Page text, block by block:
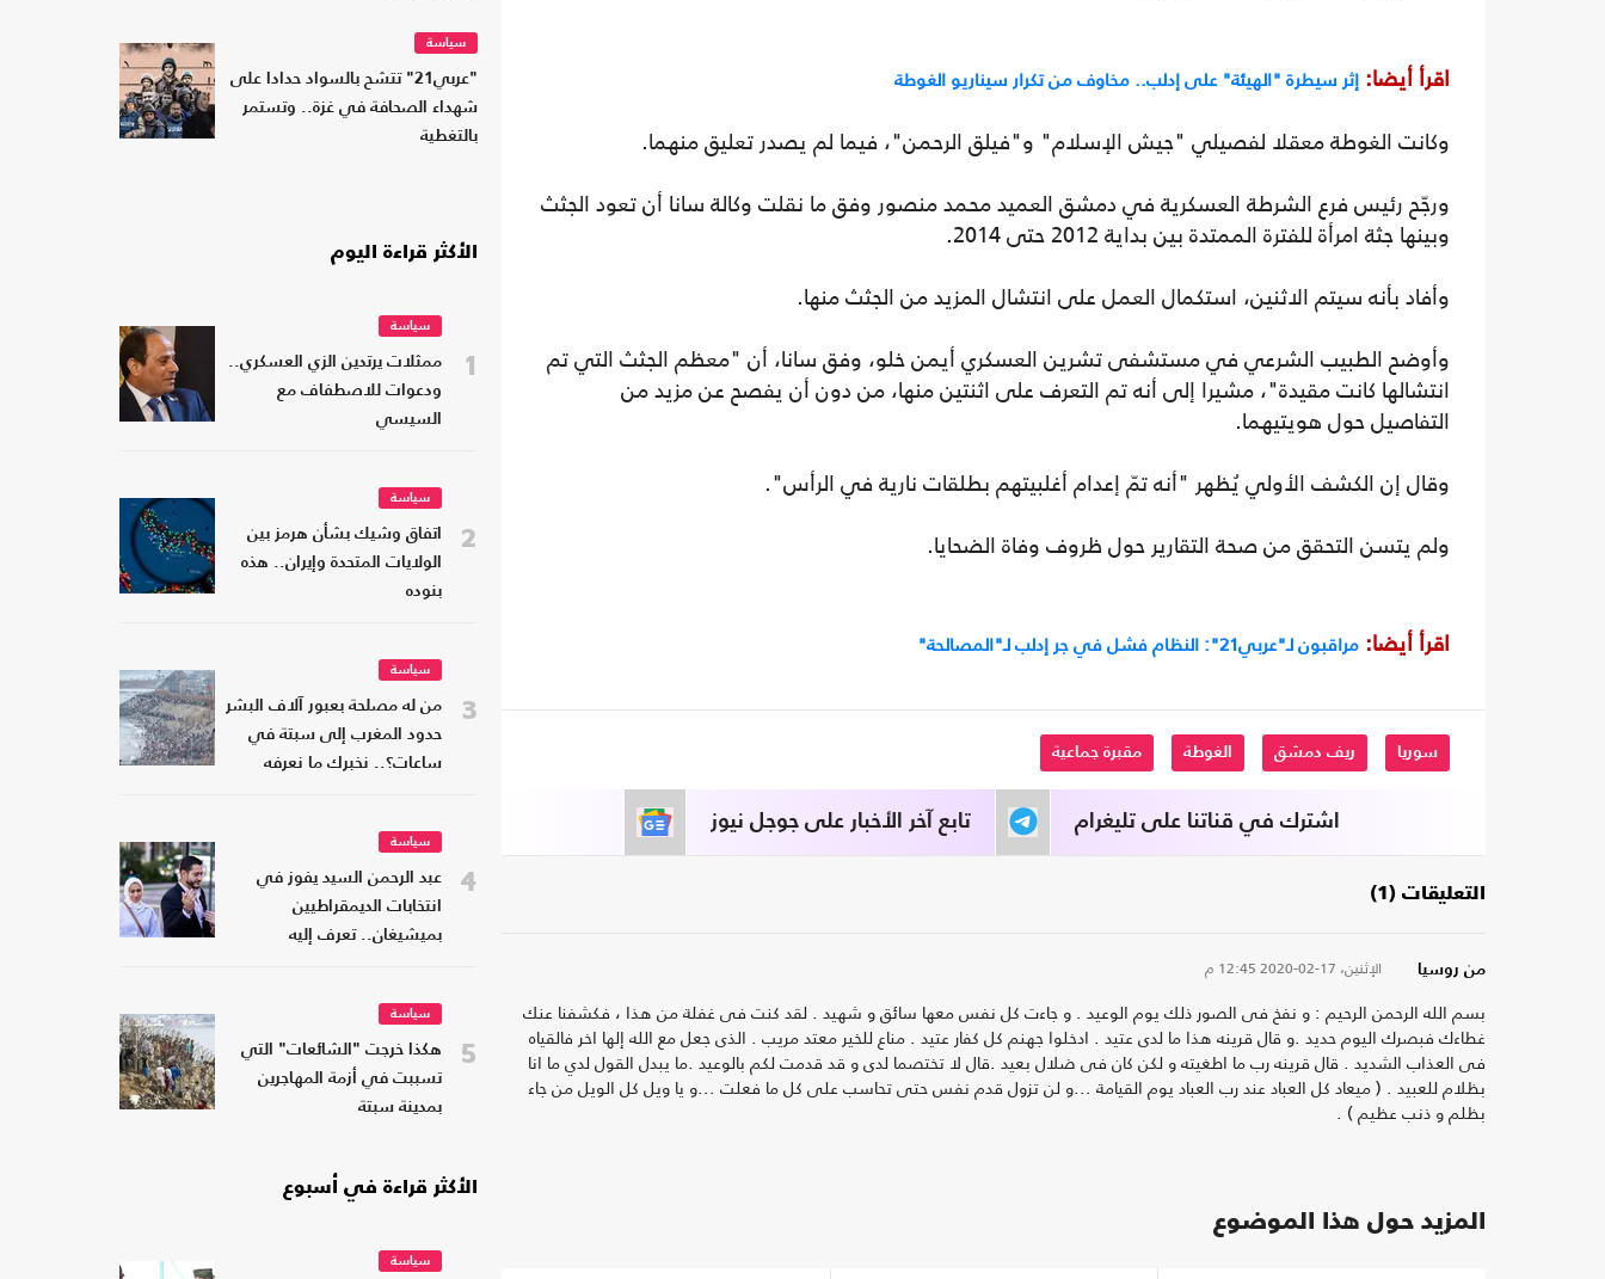
اقرأ أيضا: إثر سيطرة "الهيئة" على إدلب.. مخاوف من تكرار سيناريو الغوطة
وكانت الغوطة معقلا لفصيلي "جيش الإسلام" و"فيلق الرحمن"، فيما لم يصدر تعليق منهما.
ورجّح رئيس فرع الشرطة العسكرية في دمشق العميد محمد منصور وفق ما نقلت وكالة سانا أن تعود الجثث
وبينها جثة امرأة للفترة الممتدة بين بداية 2012 حتى 2014.
وأفاد بأنه سيتم الاثنين، استكمال العمل على انتشال المزيد من الجثث منها.
وأوضح الطبيب الشرعي في مستشفى تشرين العسكري أيمن خلو، وفق سانا، أن "معظم الجثث التي تم
انتشالها كانت مقيدة"، مشيرا إلى أنه تم التعرف على اثنتين منها، من دون أن يفصح عن مزيد من
التفاصيل حول هويتيهما.
وقال إن الكشف الأولي يُظهر "أنه تمّ إعدام أغلبيتهم بطلقات نارية في الرأس".
ولم يتسن التحقق من صحة التقارير حول ظروف وفاة الضحايا.
اقرأ أيضا: مراقبون لـ"عربي21": النظام فشل في جر إدلب لـ"المصالحة"
سوريا ريف دمشق الغوطة مقبرة جماعية
تابع آخر الأخبار على جوجل نيوز اشترك في قناتنا على تليغرام
التعليقات (1)
من روسيا الإثنين، 17-02-2020 12:45 م
بسم الله الرحمن الرحيم : و نفخ فى الصور ذلك يوم الوعيد . و جاءت كل نفس معها سائق و شهيد . لقد كنت فى غفلة من هذا ، فكشفنا عنك
غطاءك فبصرك اليوم حديد .و قال قرينه هذا ما لدى عتيد . ادخلوا جهنم كل كفار عتيد . مناع للخير معتد مريب . الذى جعل مع الله إلها اخر فالقياه
فى العذاب الشديد . قال قرينه رب ما اطغيته و لكن كان فى ضلال بعيد .قال لا تختصما لدى و قد قدمت لكم بالوعيد .ما يبدل القول لدي ما انا
بظلام للعبيد . ( ميعاد كل العباد عند رب العباد يوم القيامة ...و لن تزول قدم نفس حتى تحاسب على كل ما فعلت ...و يا ويل كل الويل من جاء
بظلم و ذنب عظيم ) .
المزيد حول هذا الموضوع
سياسة
"عربي21" تتشح بالسواد حدادا على
شهداء الصحافة في غزة.. وتستمر
بالتغطية
الأكثر قراءة اليوم
1
سياسة
ممثلات يرتدين الزي العسكري..
ودعوات للاصطفاف مع
السيسي
2
سياسة
اتفاق وشيك بشأن هرمز بين
الولايات المتحدة وإيران.. هذه
بنوده
3
سياسة
من له مصلحة بعبور آلاف البشر
حدود المغرب إلى سبتة في
ساعات؟.. نخبرك ما نعرفه
4
سياسة
عبد الرحمن السيد يفوز في
انتخابات الديمقراطيين
بميشيغان.. تعرف إليه
5
سياسة
هكذا خرجت "الشائعات" التي
تسببت في أزمة المهاجرين
بمدينة سبتة
الأكثر قراءة في أسبوع
سياسة